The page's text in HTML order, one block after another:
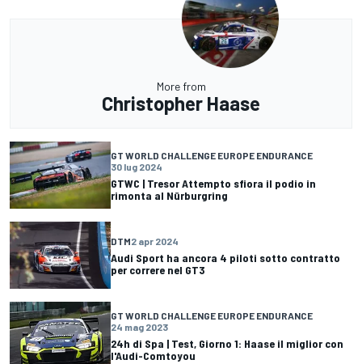
More from
Christopher Haase
GT WORLD CHALLENGE EUROPE ENDURANCE
30 lug 2024
GTWC | Tresor Attempto sfiora il podio in
rimonta al Nürburgring
DTM2 apr 2024
Audi Sport ha ancora 4 piloti sotto contratto
per correre nel GT3
GT WORLD CHALLENGE EUROPE ENDURANCE
24 mag 2023
24h di Spa | Test, Giorno 1: Haase il miglior con
l'Audi-Comtoyou